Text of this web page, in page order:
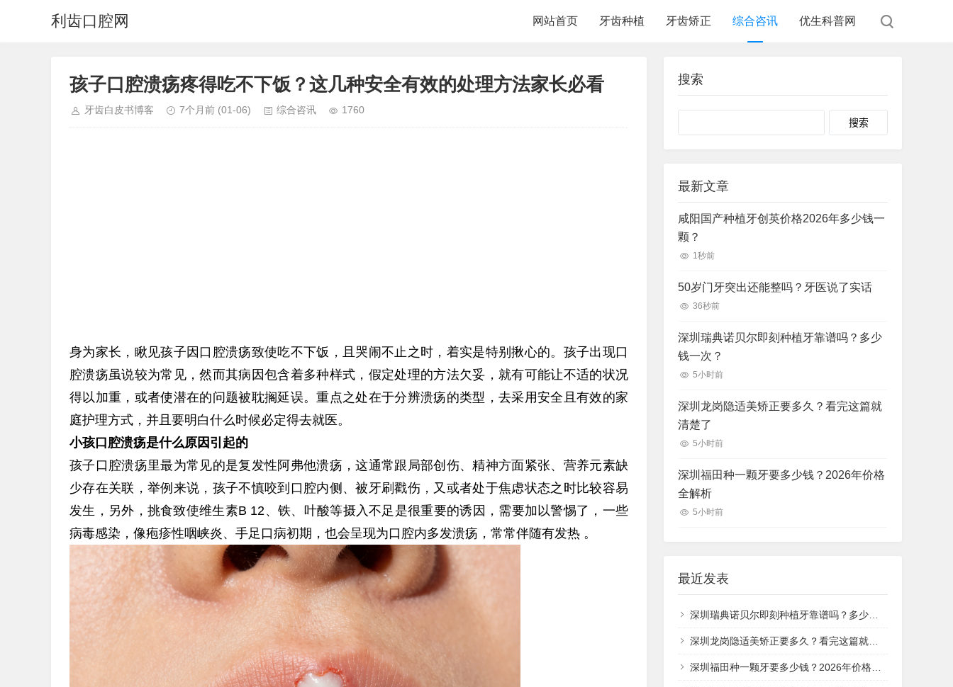
利齿口腔网 网站首页 牙齿种植 牙齿矫正 综合咨讯 优生科普网
孩子口腔溃疡疼得吃不下饭？这几种安全有效的处理方法家长必看
牙齿白皮书博客 7个月前 (01-06) 综合咨讯 1760
身为家长，瞅见孩子因口腔溃疡致使吃不下饭，且哭闹不止之时，着实是特别揪心的。孩子出现口
腔溃疡虽说较为常见，然而其病因包含着多种样式，假定处理的方法欠妥，就有可能让不适的状况
得以加重，或者使潜在的问题被耽搁延误。重点之处在于分辨溃疡的类型，去采用安全且有效的家
庭护理方式，并且要明白什么时候必定得去就医。
小孩口腔溃疡是什么原因引起的
孩子口腔溃疡里最为常见的是复发性阿弗他溃疡，这通常跟局部创伤、精神方面紧张、营养元素缺
少存在关联，举例来说，孩子不慎咬到口腔内侧、被牙刷戳伤，又或者处于焦虑状态之时比较容易
发生，另外，挑食致使维生素B 12、铁、叶酸等摄入不足是很重要的诱因，需要加以警惕了，一些
病毒感染，像疱疹性咽峡炎、手足口病初期，也会呈现为口腔内多发溃疡，常常伴随有发热 。
搜索
Search
最新文章
咸阳国产种植牙创英价格2026年多少钱一
颗？
1秒前
50岁门牙突出还能整吗？牙医说了实话
36秒前
深圳瑞典诺贝尔即刻种植牙靠谱吗？多少
钱一次？
5小时前
深圳龙岗隐适美矫正要多久？看完这篇就
清楚了
5小时前
深圳福田种一颗牙要多少钱？2026年价格
全解析
5小时前
最近发表
深圳瑞典诺贝尔即刻种植牙靠谱吗？多少钱一次？
深圳龙岗隐适美矫正要多久？看完这篇就清楚了
深圳福田种一颗牙要多少钱？2026年价格全解析